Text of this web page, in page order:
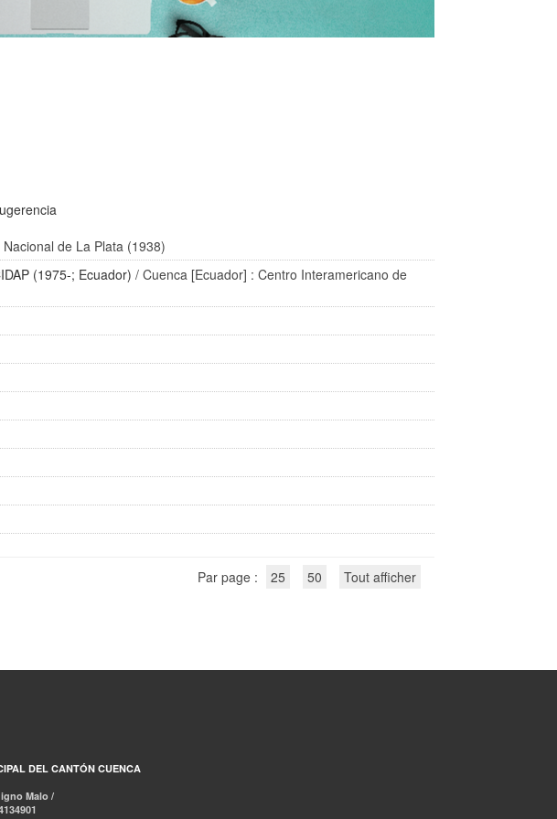
de La Plata (1938)
(1975-; Ecuador) / Cuenca [Ecuador] : Centro Interamericano de
Par page : 25 50 Tout afficher
DEL CANTÓN CUENCA
Malo /